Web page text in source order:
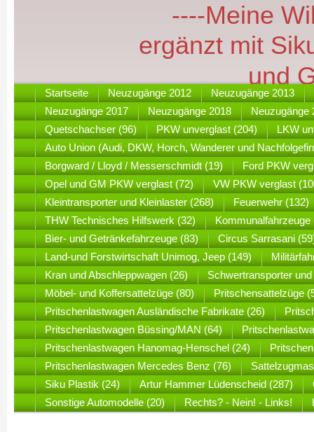
----Meine
ergänzt mit
und
Startseite Neuzugänge 2012
Neuzugänge 2013
Neuzugänge 2017
Neuzugänge 2018
Neuzugänge
Quetschachser (96)
PKW unverglast (204)
LKW
Auto Union (Audi, DKW, Horch, Wanderer und
Borgward / Lloyd / Messerschmidt (19)
Ford PKW
Opel und GM PKW verglast (72)
VW PKW verglast
Kleintransporter und Kleinlaster (268)
Feuerwehr (132)
THW Technisches Hilfswerk (32)
Kommunalfahrzeuge
Bier- und Getränkefahrzeuge (83)
Circus Sarrasani
Land-und Forstwirtschaft Unimog, Jeep (149)
Kran und Abschleppwagen (26)
Schwertransporter
Möbel- und Koffersattelzüge (80)
Pritschensattelzüge
Pritschenlastwagen Ausländische Fabrikate (26)
Pritschenlastwagen Büssing/MAN (64)
Pritschenlastwagen Hanomag-Henschel (24)
Pritschenlastwagen Mercedes Benz (76)
Siku Plastik (24)
Artur Hammer Lüdenscheid (287)
Sonstige Automodelle (20)
Rechts? - Nein! - Links!